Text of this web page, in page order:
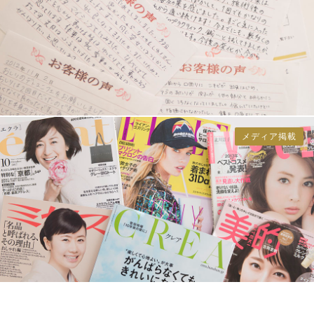
メディア掲載